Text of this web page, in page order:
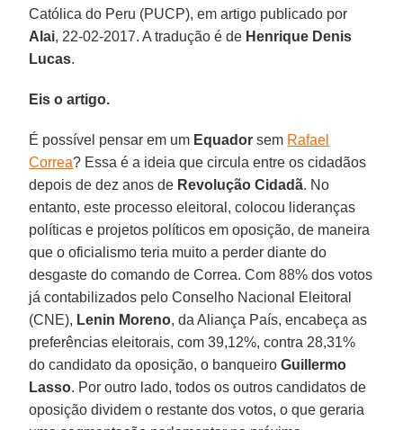
Católica do Peru (PUCP), em artigo publicado por
Alai, 22-02-2017. A tradução é de Henrique Denis
Lucas.
Eis o artigo.
É possível pensar em um Equador sem Rafael
Correa? Essa é a ideia que circula entre os cidadãos
depois de dez anos de Revolução Cidadã. No
entanto, este processo eleitoral, colocou lideranças
políticas e projetos políticos em oposição, de maneira
que o oficialismo teria muito a perder diante do
desgaste do comando de Correa. Com 88% dos votos
já contabilizados pelo Conselho Nacional Eleitoral
(CNE), Lenin Moreno, da Aliança País, encabeça as
preferências eleitorais, com 39,12%, contra 28,31%
do candidato da oposição, o banqueiro Guillermo
Lasso. Por outro lado, todos os outros candidatos de
oposição dividem o restante dos votos, o que geraria